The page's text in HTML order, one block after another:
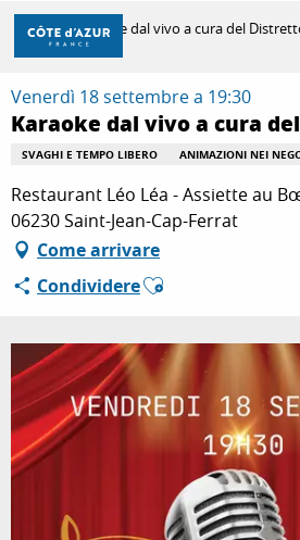
Aller
contenu
principal
SCOPRIRE
PER FARE
SOGGIORNO
Casa Karaoke dal vivo a cura del
Venerdì 18 settembre a 19:30
Karaoke dal vivo a cura
SVAGHI E TEMPO LIBERO ANIMAZIONI NEI
Restaurant Léo Léa - Assiette au
06230 Saint-Jean-Cap-Ferrat
Come arrivare
CondividereAjouter aux favoris